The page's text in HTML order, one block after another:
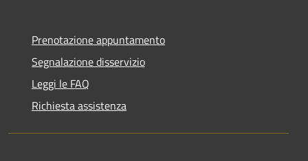
Prenotazione appuntamento
Segnalazione disservizio
Leggi le FAQ
Richiesta assistenza